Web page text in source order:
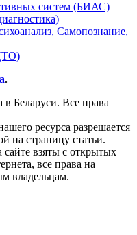
систем (БИАС)
Самопознание,
.
Беларуси. Все права
ресурса разрешается
на страницу статьи.
взяты с открытых
все права на
владельцам.